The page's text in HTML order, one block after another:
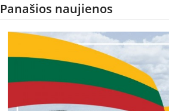
Panašios naujienos